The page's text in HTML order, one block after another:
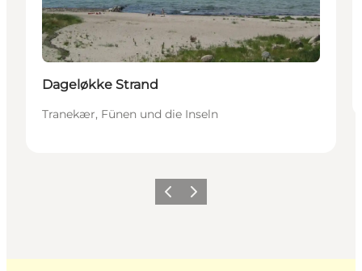
Dageløkke Strand
Tranekær, Fünen und die Inseln
ZurückWeiter